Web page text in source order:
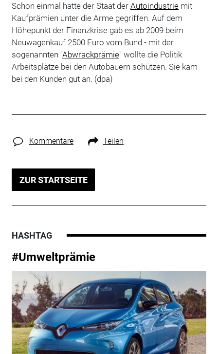
Schon einmal hatte der Staat der Autoindustriemit
Kaufprämien unter die Arme gegriffen. Auf dem
Höhepunkt der Finanzkrise gab es ab 2009 beim
Neuwagenkauf 2500 Euro vom Bund - mit der
sogenannten "Abwrackprämie" wollte die Politik
Arbeitsplätze bei den Autobauern schützen. Sie kam
bei den Kunden gut an. (dpa)
Kommentare Teilen
ZUR STARTSEITE
HASHTAG
#Umweltprämie